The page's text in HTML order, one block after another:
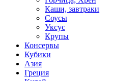
Каши, завтраки
Соусы
Уксус
Крупы
Консервы
Кубики
Азия
Греция